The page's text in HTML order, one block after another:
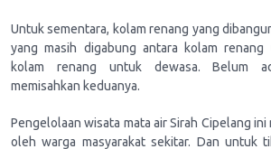
Untuk sementara, kolam renang yang
yang masih digabung antara kolam renang
kolam renang untuk dewasa. Belum
memisahkan keduanya.
Pengelolaan wisata mata air Sirah Cipelang ini
oleh warga masyarakat sekitar. Dan untuk